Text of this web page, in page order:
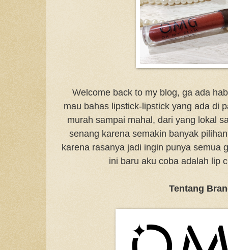
Welcome back to my blog, ga ada
mau bahas lipstick-lipstick yang ada di
murah sampai mahal, dari yang lokal
senang karena semakin banyak
karena rasanya jadi ingin punya semua
ini baru aku coba adalah lip
Tentang